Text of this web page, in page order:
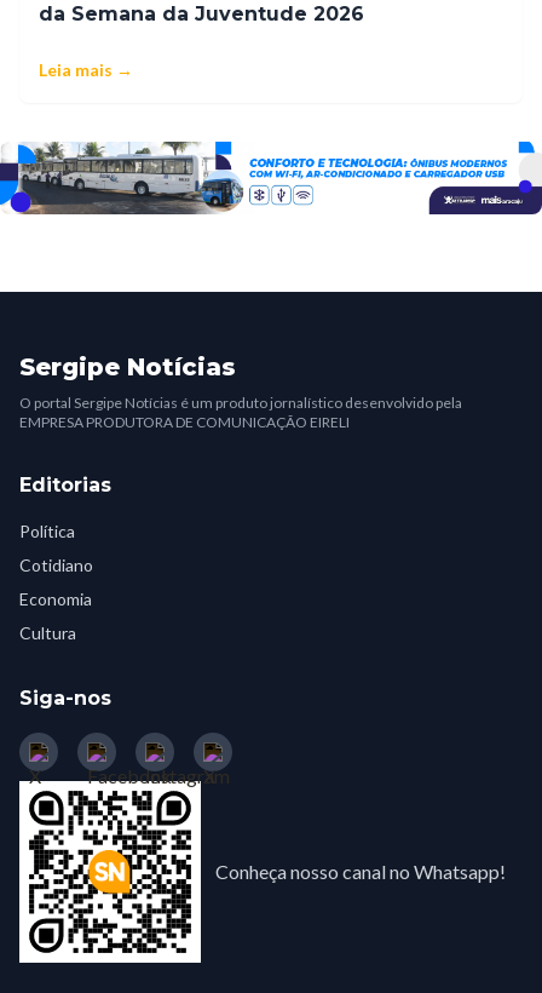
da Semana da Juventude 2026
Leia mais →
Sergipe Notícias
O portal Sergipe Notícias é um produto jornalístico desenvolvido pela
EMPRESA PRODUTORA DE COMUNICAÇÃO EIRELI
Editorias
Política
Cotidiano
Economia
Cultura
Siga-nos
Conheça nosso canal no Whatsapp!